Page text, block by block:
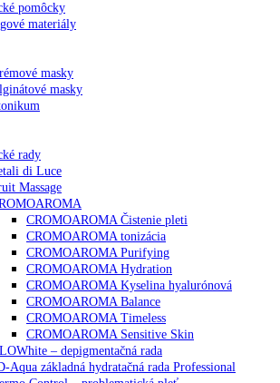
pomôcky
materiály
masky
masky
rady
di Luce
Massage
CROMOAROMA Čistenie pleti
CROMOAROMA tonizácia
CROMOAROMA Purifying
CROMOAROMA Hydration
CROMOAROMA Kyselina hyalurónová
CROMOAROMA Balance
CROMOAROMA Timeless
CROMOAROMA Sensitive Skin
– depigmentačná rada
Aqua základná hydratačná rada Professional